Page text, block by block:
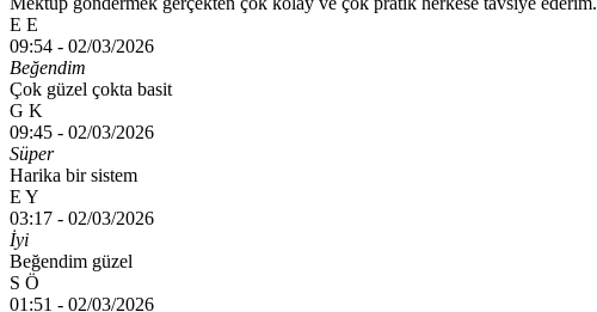
E E
09:54 - 02/03/2026
Beğendim
Çok güzel çokta basit
G K
09:45 - 02/03/2026
Süper
Harika bir sistem
E Y
03:17 - 02/03/2026
İyi
Beğendim güzel
S Ö
01:51 - 02/03/2026